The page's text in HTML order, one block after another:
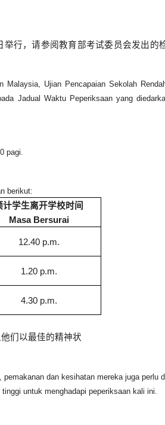
举行，请参阅教育部考试委员会发出的
Malaysia, Ujian Pencapaian Sekolah
Jadual Waktu Peperiksaan yang
pagi.
berikut:
计学生离开学校时间
Masa Bersurai
12.40 p.m.
1.20 p.m.
4.30 p.m.
们以最佳的精神状
dan kesihatan mereka juga perlu
untuk menghadapi peperiksaan kali ini.